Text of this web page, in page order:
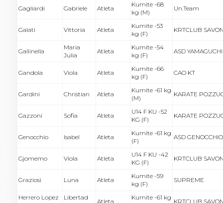
Gagliardi Gabriele Atleta
Kumite -68
kg (M)
Un.Team
Galati Vittoria Atleta
Kumite -53
kg (F)
KRTCLUB
Gallinella
Maria
Julia
Atleta
Kumite -54
kg (F)
ASD YAMAGUCHI
Gandola Viola Atleta
Kumite -66
kg (F)
CAO KT
Gardini Christian Atleta
Kumite -61 kg
(M)
KARATE
Gazzoni Sofia Atleta
U14 F KU -52
KG (F)
KARATE
Genocchio Isabel Atleta
Kumite -61 kg
(F)
ASD GENOCCHIO
Gjomemo Viola Atleta
U14 F KU -42
KG (F)
KRTCLUB
Graziosi Luna Atleta
Kumite -59
kg (F)
SUPREME
Herrero Lopez
Libertad
Atleta
Kumite -61 kg
KRTCLUB